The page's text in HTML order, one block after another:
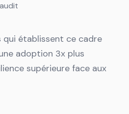
qui établissent ce cadre
adoption 3x plus
supérieure face aux